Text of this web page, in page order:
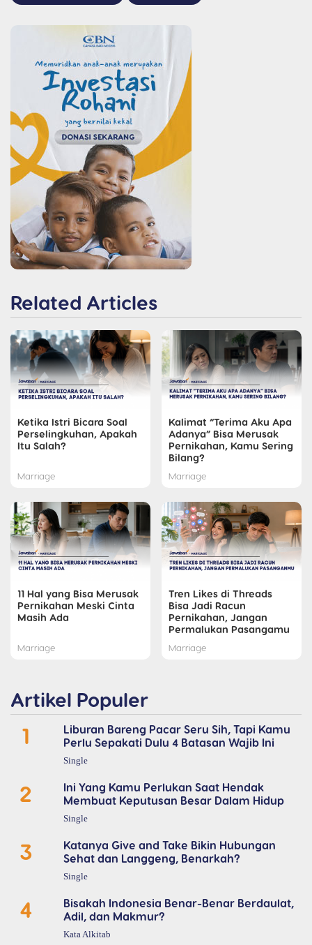
Related Articles
Ketika Istri Bicara Soal
Perselingkuhan, Apakah
Itu Salah?
Marriage
Kalimat “Terima Aku Apa
Adanya” Bisa Merusak
Pernikahan, Kamu Sering
Bilang?
Marriage
11 Hal yang Bisa Merusak
Pernikahan Meski Cinta
Masih Ada
Marriage
Tren Likes di Threads
Bisa Jadi Racun
Pernikahan, Jangan
Permalukan Pasangamu
Marriage
Artikel Populer
1
Liburan Bareng Pacar Seru Sih, Tapi Kamu
Perlu Sepakati Dulu 4 Batasan Wajib Ini
Single
2
Ini Yang Kamu Perlukan Saat Hendak
Membuat Keputusan Besar Dalam Hidup
Single
3
Katanya Give and Take Bikin Hubungan
Sehat dan Langgeng, Benarkah?
Single
4
Bisakah Indonesia Benar-Benar Berdaulat,
Adil, dan Makmur?
Kata Alkitab